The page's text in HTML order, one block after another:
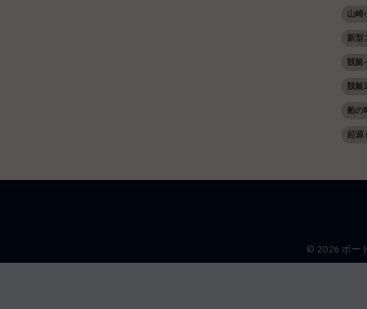
山崎
新型
競艇
競艇
船の
起源
© 2026 ボー